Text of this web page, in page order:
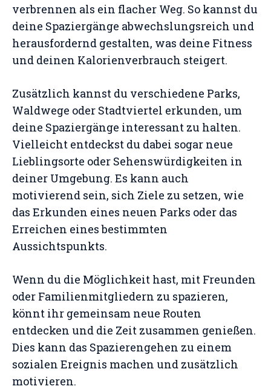
verbrennen als ein flacher Weg. So kannst du
deine Spaziergänge abwechslungsreich und
herausfordernd gestalten, was deine Fitness
und deinen Kalorienverbrauch steigert.
Zusätzlich kannst du verschiedene Parks,
Waldwege oder Stadtviertel erkunden, um
deine Spaziergänge interessant zu halten.
Vielleicht entdeckst du dabei sogar neue
Lieblingsorte oder Sehenswürdigkeiten in
deiner Umgebung. Es kann auch
motivierend sein, sich Ziele zu setzen, wie
das Erkunden eines neuen Parks oder das
Erreichen eines bestimmten
Aussichtspunkts.
Wenn du die Möglichkeit hast, mit Freunden
oder Familienmitgliedern zu spazieren,
könnt ihr gemeinsam neue Routen
entdecken und die Zeit zusammen genießen.
Dies kann das Spazierengehen zu einem
sozialen Ereignis machen und zusätzlich
motivieren.